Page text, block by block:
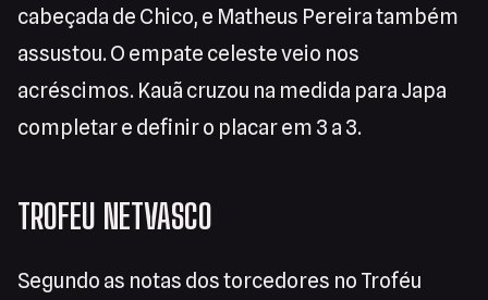
cabeçada de Chico, e Matheus Pereira também
assustou. O empate celeste veio nos
acréscimos. Kauã cruzou na medida para Japa
completar e definir o placar em 3 a 3.
TROFEU NETVASCO
Segundo as notas dos torcedores no Troféu